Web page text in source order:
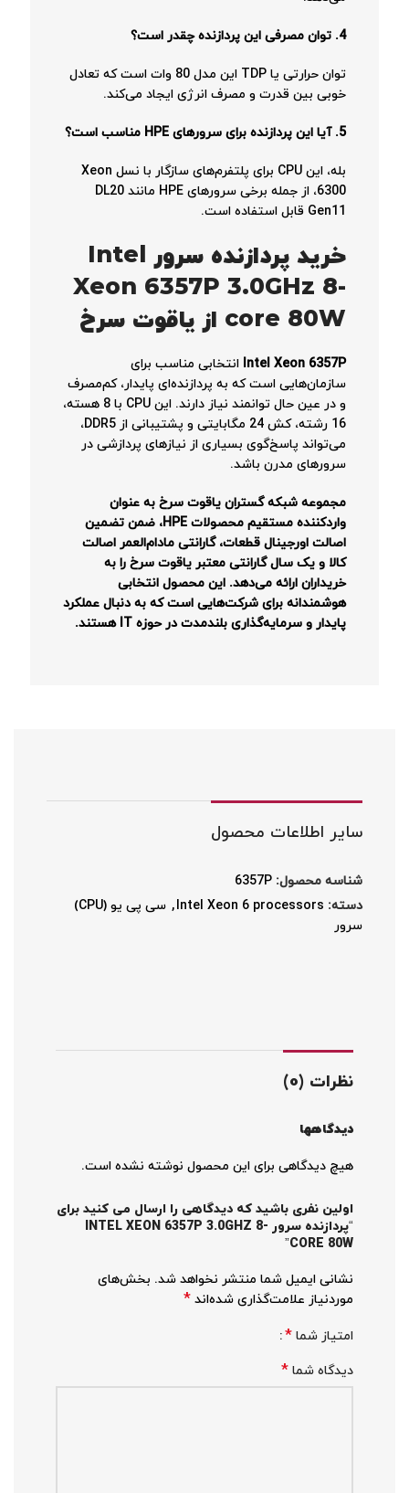
4. توان مصرفی این پردازنده چقدر است؟
توان حرارتی یا TDP این مدل 80 وات است که تعادل
خوبی بین قدرت و مصرف انرژی ایجاد می‌کند.
5. آیا این پردازنده برای سرورهای HPE مناسب است؟
بله، این CPU برای پلتفرم‌های سازگار با نسل Xeon
6300، از جمله برخی سرورهای HPE مانند DL20
Gen11 قابل استفاده است.
خرید پردازنده سرور Intel
Xeon 6357P 3.0GHz 8-
core 80W از یاقوت سرخ
Intel Xeon 6357P انتخابی مناسب برای
سازمان‌هایی است که به پردازنده‌ای پایدار، کم‌مصرف
و در عین حال توانمند نیاز دارند. این CPU با 8 هسته،
16 رشته، کش 24 مگابایتی و پشتیبانی از DDR5،
می‌تواند پاسخ‌گوی بسیاری از نیازهای پردازشی در
سرورهای مدرن باشد.
مجموعه شبکه گستران یاقوت سرخ به عنوان
واردکننده مستقیم محصولات HPE، ضمن تضمین
اصالت اورجینال قطعات، گارانتی مادام‌العمر اصالت
کالا و یک سال گارانتی معتبر یاقوت سرخ را به
خریداران ارائه می‌دهد. این محصول انتخابی
هوشمندانه برای شرکت‌هایی است که به دنبال عملکرد
پایدار و سرمایه‌گذاری بلندمدت در حوزه IT هستند.
سایر اطلاعات محصول
شناسه محصول: 6357P
دسته: Intel Xeon 6 processors
,
سی پی یو (CPU)
سرور
نظرات (0)
دیدگاهها
هیچ دیدگاهی برای این محصول نوشته نشده است.
اولین نفری باشید که دیدگاهی را ارسال می کنید برای
“پردازنده سرور INTEL XEON 6357P 3.0GHZ 8-
CORE 80W”
نشانی ایمیل شما منتشر نخواهد شد. بخش‌های
موردنیاز علامت‌گذاری شده‌اند *
امتیاز شما *
دیدگاه شما *